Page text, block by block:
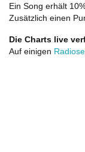
Ein Song erhält
Zusätzlich einen
Die Charts live
Auf einigen